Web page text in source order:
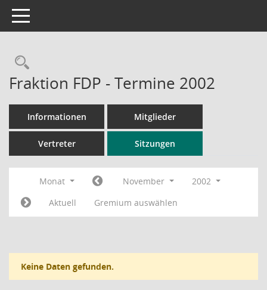
Toggle navigation
Rechercheauswahl
Fraktion FDP - Termine 2002
Informationen Mitglieder
Vertreter Sitzungen
Monat November
2002
Aktuell
Gremium auswählen
Keine Daten gefunden.